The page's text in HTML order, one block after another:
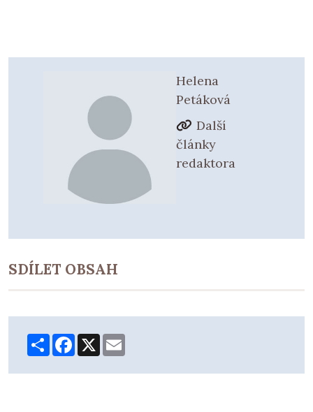
Helena
Petáková
Další
články
redaktora
SDÍLET OBSAH
ShareFacebook
X